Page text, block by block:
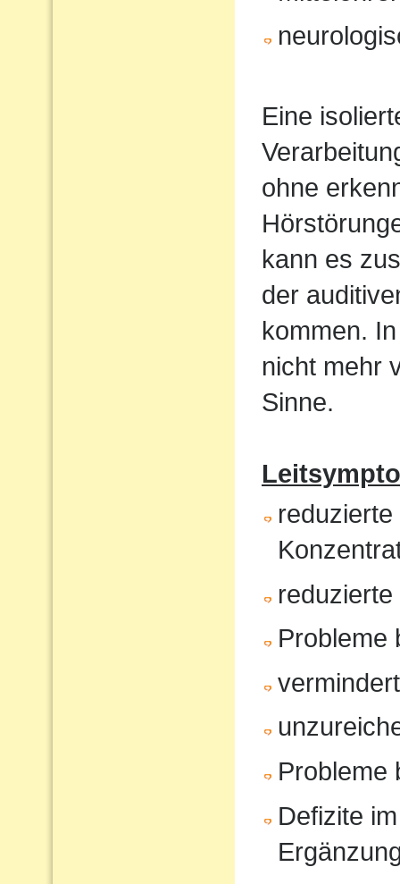
Eine
ohne
kann es
der
kommen.
nicht mehr
Sinne.
Probleme
Probleme
Defizite